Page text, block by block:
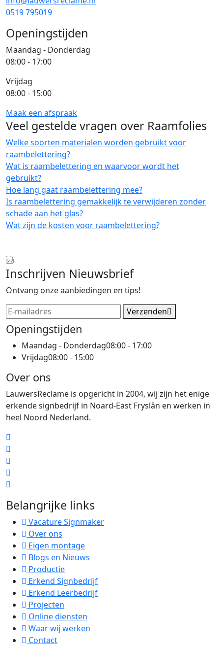
0519 795019
Openingstijden
Maandag - Donderdag
08:00 - 17:00
Vrijdag
08:00 - 15:00
Maak een afspraak
Veel gestelde vragen over Raamfolies
Welke soorten materialen worden gebruikt voor
raambelettering?
Wat is raambelettering en waarvoor wordt het
gebruikt?
Hoe lang gaat raambelettering mee?
Is raambelettering gemakkelijk te verwijderen zonder
schade aan het glas?
Wat zijn de kosten voor raambelettering?
Inschrijven Nieuwsbrief
Ontvang onze aanbiedingen en tips!
Verzenden
Openingstijden
Maandag - Donderdag08:00 - 17:00
Vrijdag08:00 - 15:00
Over ons
LauwersReclame is opgericht in 2004, wij zijn het enige
erkende signbedrijf in Noard-East Fryslân en werken in
heel Noord Nederland.
Belangrijke links
Vacature Signmaker
Over ons
Eigen montage
Blogs en Nieuws
Productie
Erkend Signbedrijf
Erkend Leerbedrijf
Projecten
Online diensten
Waar wij werken
Contact